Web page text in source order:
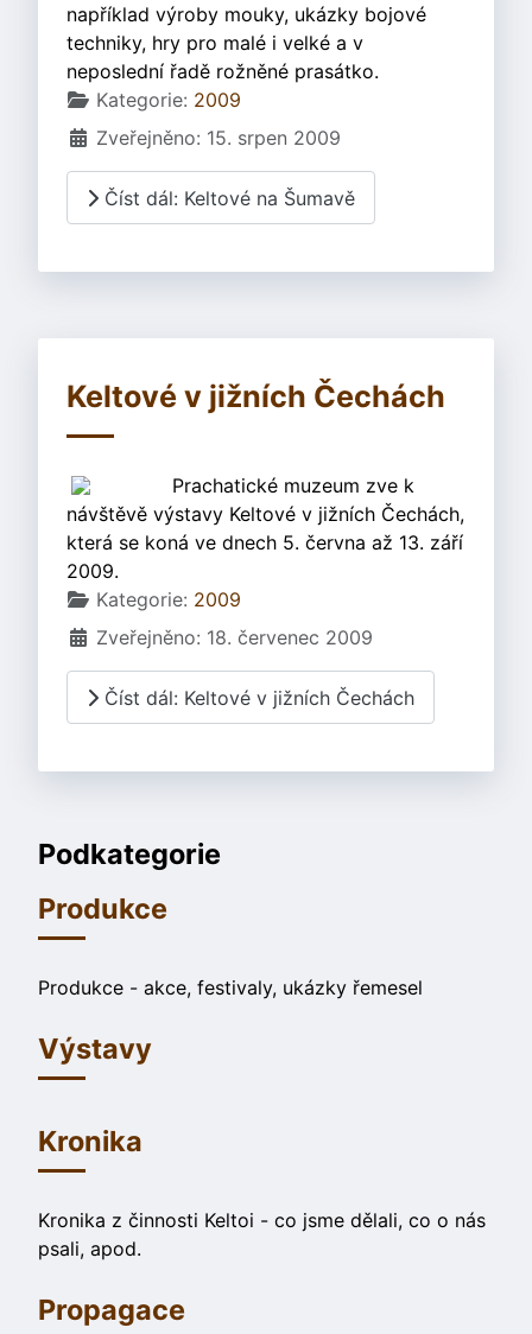
například výroby mouky, ukázky bojové
techniky, hry pro malé i velké a v
neposlední řadě rožněné prasátko.
Základní údaje
Kategorie: 2009
Zveřejněno: 15. srpen 2009
Číst dál: Keltové na Šumavě
Keltové v jižních Čechách
Prachatické muzeum zve k
návštěvě výstavy Keltové v jižních Čechách,
která se koná ve dnech 5. června až 13. září
2009.
Základní údaje
Kategorie: 2009
Zveřejněno: 18. červenec 2009
Číst dál: Keltové v jižních Čechách
Podkategorie
Produkce
Produkce - akce, festivaly, ukázky řemesel
Výstavy
Kronika
Kronika z činnosti Keltoi - co jsme dělali, co o nás
psali, apod.
Propagace